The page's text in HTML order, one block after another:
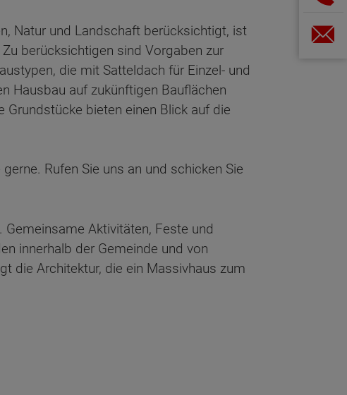
Natur und Landschaft berücksichtigt, ist
berücksichtigen sind Vorgaben zur
die mit Satteldach für Einzel- und
Hausbau auf zukünftigen Bauflächen
bieten einen Blick auf die
Rufen Sie uns an und schicken Sie
Aktivitäten, Feste und
innerhalb der Gemeinde und von
die Architektur, die ein Massivhaus zum